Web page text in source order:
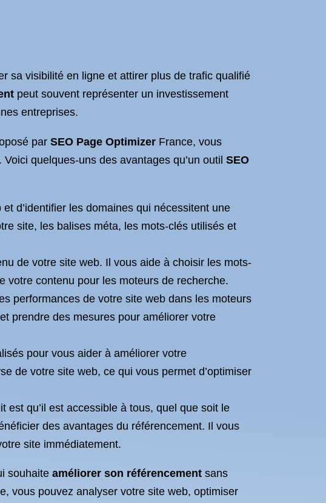
sa visibilité en ligne et attirer plus de trafic qualifié
peut souvent représenter un investissement
entreprises.
par SEO Page Optimizer France, vous
quelques-uns des avantages qu’un outil SEO
d’identifier les domaines qui nécessitent une
site, les balises méta, les mots-clés utilisés et
de votre site web. Il vous aide à choisir les mots-
votre contenu pour les moteurs de recherche.
performances de votre site web dans les moteurs
prendre des mesures pour améliorer votre
pour vous aider à améliorer votre
de votre site web, ce qui vous permet d’optimiser
est qu’il est accessible à tous, quel que soit le
des avantages du référencement. Il vous
site immédiatement.
souhaite améliorer son référencement sans
vous pouvez analyser votre site web, optimiser